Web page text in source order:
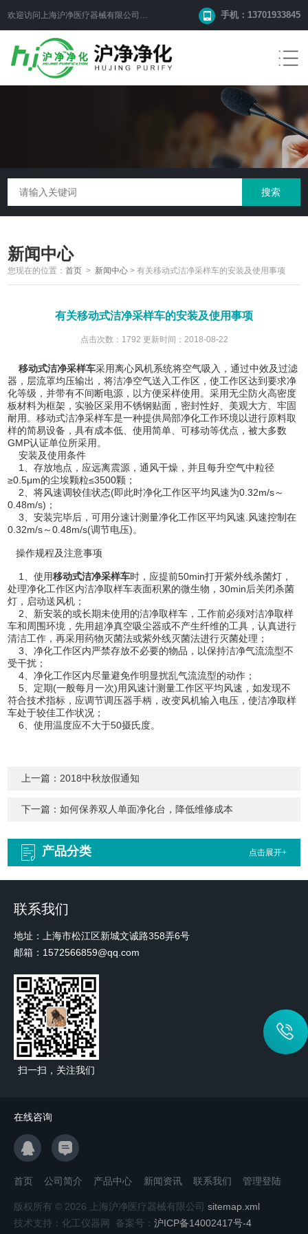
欢迎访问上海沪净医疗器械有限公司网站！ 手机：13701933845
新闻中心
您现在的位置：首页 > 新闻中心 >有关移动式洁净采样车的安装及使用事项
有关移动式洁净采样车的安装及使用事项
点击次数：1792 更新时间：2018-08-22
移动式洁净采样车采用离心风机系统将空气吸入，通过中效及过滤
器，层流罩均压输出，将洁净空气送入工作区，使工作区达到要求净
化等级，并带有不间断电源，以方便采样使用。采用无尘防火高密度
板材料为框架，实验区采用不锈钢贴面，密封性好、美观大方、牢固
耐用。移动式洁净采样车是一种提供局部净化工作环境以进行原料取
样的简易设备，具有成本低、使用简单、可移动等优点，被大多数
GMP认证单位所采用。
安装及使用条件
1、存放地点，应远离震源，通风干燥，并且每升空气中粒径
≥0.5μm的尘埃颗粒≤3500颗；
2、将风速调较佳状态(即此时净化工作区平均风速为0.32m/s～
0.48m/s)；
3、安装完毕后，可用分速计测量净化工作区平均风速.风速控制在
0.32m/s～0.48m/s(调节电压)。
操作规程及注意事项
1、使用移动式洁净采样车时，应提前50min打开紫外线杀菌灯，
处理净化工作区内洁净取样车表面积累的微生物，30min后关闭杀菌
灯，启动送风机；
2、新安装的或长期未使用的洁净取样车，工作前必须对洁净取样
车和周围环境，先用超净真空吸尘器或不产生纤维的工具，认真进行
清洁工作，再采用药物灭菌法或紫外线灭菌法进行灭菌处理；
3、净化工作区内严禁存放不必要的物品，以保持洁净气流流型不
受干扰；
4、净化工作区内尽量避免作明显扰乱气流流型的动作；
5、定期(一般每月一次)用风速计测量工作区平均风速，如发现不
符合技术指标，应调节调压器手柄，改变风机输入电压，使洁净取样
车处于较佳工作状况；
6、使用温度应不大于50摄氏度。
上一篇： 2018中秋放假通知
下一篇：如何保养双人单面净化台，降低维修成本
产品分类 点击展开+
联系我们
地址：上海市松江区新城文诚路358弄6号
邮箱：1572566859@qq.com
扫一扫，关注我们
在线咨询
首页 公司简介 产品中心 新闻资讯 联系我们 管理登陆
版权所有 © 2026 上海沪净医疗器械有限公司 sitemap.xml
技术支持：化工仪器网 备案号： 沪ICP备14002417号-4